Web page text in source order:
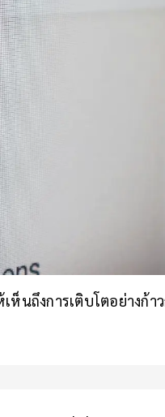
นถึงการเติบโตอย่างก้า